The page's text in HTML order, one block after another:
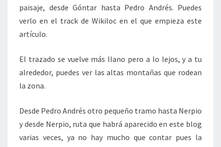
paisaje, desde Góntar hasta Pedro Andrés. Puedes
verlo en el track de Wikiloc en el que empieza este
artículo.
El trazado se vuelve más llano pero a lo lejos, y a tu
alrededor, puedes ver las altas montañas que rodean
la zona.
Desde Pedro Andrés otro pequeño tramo hasta Nerpio
y desde Nerpio, ruta que habrá aparecido en este blog
varias veces, ya no hay mucho que contar pues la